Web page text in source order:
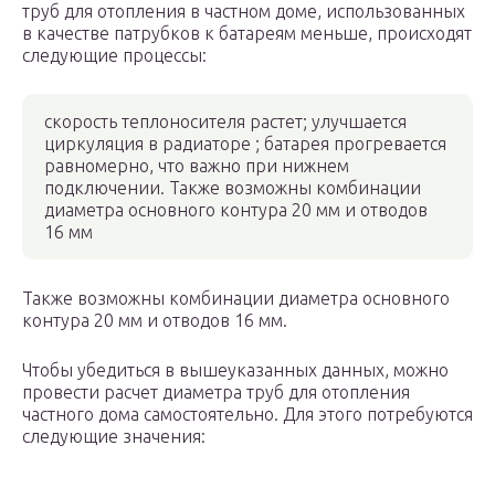
труб для отопления в частном доме, использованных
в качестве патрубков к батареям меньше, происходят
следующие процессы:
скорость теплоносителя растет; улучшается
циркуляция в радиаторе ; батарея прогревается
равномерно, что важно при нижнем
подключении. Также возможны комбинации
диаметра основного контура 20 мм и отводов
16 мм
Также возможны комбинации диаметра основного
контура 20 мм и отводов 16 мм.
Чтобы убедиться в вышеуказанных данных, можно
провести расчет диаметра труб для отопления
частного дома самостоятельно. Для этого потребуются
следующие значения: